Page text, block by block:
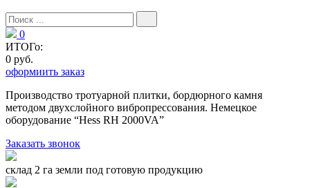
0
ИТОГо:
0 руб.
оформиить заказ
Производство тротуарной плитки, бордюрного камня
методом двухслойного вибропресcования. Немецкое
оборудование “Hess RH 2000VA”
Заказать звонок
склад 2 га земли под готовую продукцию